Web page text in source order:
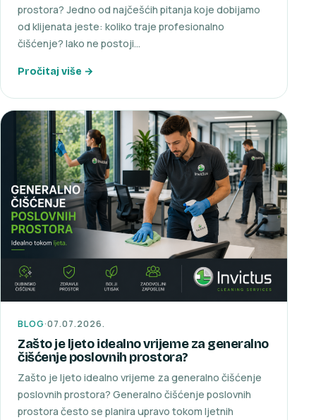
prostora? Jedno od najčešćih pitanja koje dobijamo
od klijenata jeste: koliko traje profesionalno
čišćenje? Iako ne postoji…
Pročitaj više →
BLOG·07.07.2026.
Zašto je ljeto idealno vrijeme za generalno
čišćenje poslovnih prostora?
Zašto je ljeto idealno vrijeme za generalno čišćenje
poslovnih prostora? Generalno čišćenje poslovnih
prostora često se planira upravo tokom ljetnih